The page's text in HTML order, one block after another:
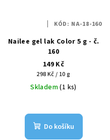
Nailee gel lak Color 5 g - č.
160
149 Kč
Měrná
cena:
298 Kč / 10 g
Skladem(1 ks)
Do košíku
KÓD: NA-18-160